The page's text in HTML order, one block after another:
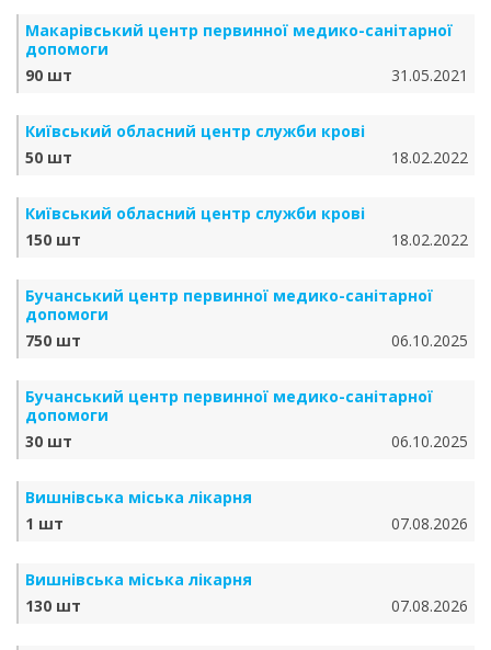
Макарівський центр первинної медико-санітарної
допомоги
90 шт
31.05.2021
Київський обласний центр служби крові
50 шт
18.02.2022
Київський обласний центр служби крові
150 шт
18.02.2022
Бучанський центр первинної медико-санітарної
допомоги
750 шт
06.10.2025
Бучанський центр первинної медико-санітарної
допомоги
30 шт
06.10.2025
Вишнівська міська лікарня
1 шт
07.08.2026
Вишнівська міська лікарня
130 шт
07.08.2026